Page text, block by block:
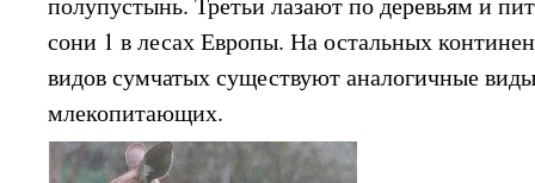
сони 1 в лесах Европы. На остальных
видов сумчатых существуют аналогичные
млекопитающих.